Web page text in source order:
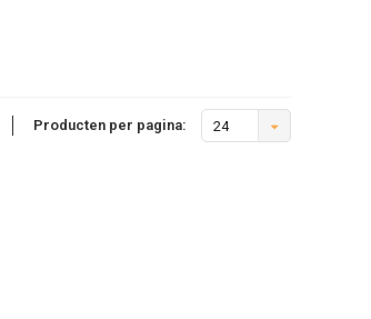
Producten per pagina: 24